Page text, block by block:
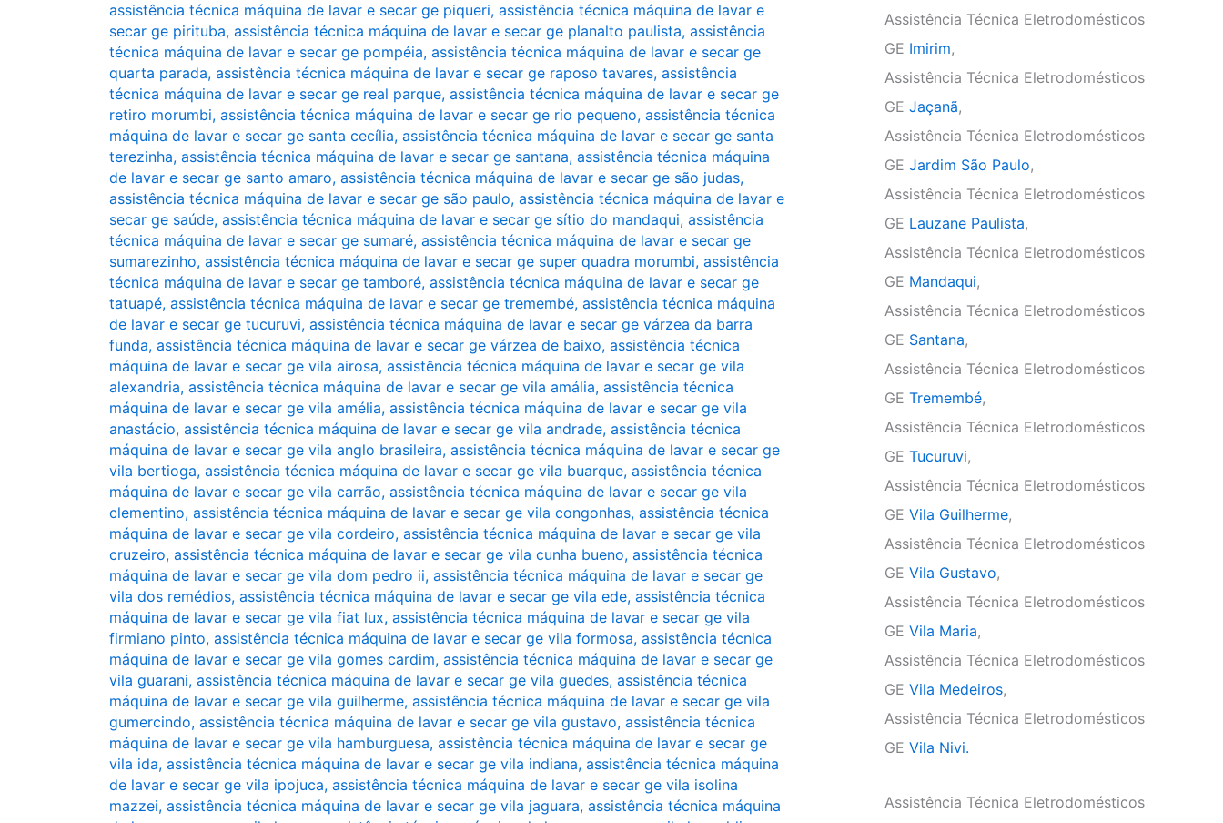
assistência técnica máquina de lavar e secar ge piqueri, assistência técnica máquina de lavar e
secar ge pirituba, assistência técnica máquina de lavar e secar ge planalto paulista, assistência
técnica máquina de lavar e secar ge pompéia, assistência técnica máquina de lavar e secar ge
quarta parada, assistência técnica máquina de lavar e secar ge raposo tavares, assistência
técnica máquina de lavar e secar ge real parque, assistência técnica máquina de lavar e secar ge
retiro morumbi, assistência técnica máquina de lavar e secar ge rio pequeno, assistência técnica
máquina de lavar e secar ge santa cecília, assistência técnica máquina de lavar e secar ge santa
terezinha, assistência técnica máquina de lavar e secar ge santana, assistência técnica máquina
de lavar e secar ge santo amaro, assistência técnica máquina de lavar e secar ge são judas,
assistência técnica máquina de lavar e secar ge são paulo, assistência técnica máquina de lavar e
secar ge saúde, assistência técnica máquina de lavar e secar ge sítio do mandaqui, assistência
técnica máquina de lavar e secar ge sumaré, assistência técnica máquina de lavar e secar ge
sumarezinho, assistência técnica máquina de lavar e secar ge super quadra morumbi, assistência
técnica máquina de lavar e secar ge tamboré, assistência técnica máquina de lavar e secar ge
tatuapé, assistência técnica máquina de lavar e secar ge tremembé, assistência técnica máquina
de lavar e secar ge tucuruvi, assistência técnica máquina de lavar e secar ge várzea da barra
funda, assistência técnica máquina de lavar e secar ge várzea de baixo, assistência técnica
máquina de lavar e secar ge vila airosa, assistência técnica máquina de lavar e secar ge vila
alexandria, assistência técnica máquina de lavar e secar ge vila amália, assistência técnica
máquina de lavar e secar ge vila amélia, assistência técnica máquina de lavar e secar ge vila
anastácio, assistência técnica máquina de lavar e secar ge vila andrade, assistência técnica
máquina de lavar e secar ge vila anglo brasileira, assistência técnica máquina de lavar e secar ge
vila bertioga, assistência técnica máquina de lavar e secar ge vila buarque, assistência técnica
máquina de lavar e secar ge vila carrão, assistência técnica máquina de lavar e secar ge vila
clementino, assistência técnica máquina de lavar e secar ge vila congonhas, assistência técnica
máquina de lavar e secar ge vila cordeiro, assistência técnica máquina de lavar e secar ge vila
cruzeiro, assistência técnica máquina de lavar e secar ge vila cunha bueno, assistência técnica
máquina de lavar e secar ge vila dom pedro ii, assistência técnica máquina de lavar e secar ge
vila dos remédios, assistência técnica máquina de lavar e secar ge vila ede, assistência técnica
máquina de lavar e secar ge vila fiat lux, assistência técnica máquina de lavar e secar ge vila
firmiano pinto, assistência técnica máquina de lavar e secar ge vila formosa, assistência técnica
máquina de lavar e secar ge vila gomes cardim, assistência técnica máquina de lavar e secar ge
vila guarani, assistência técnica máquina de lavar e secar ge vila guedes, assistência técnica
máquina de lavar e secar ge vila guilherme, assistência técnica máquina de lavar e secar ge vila
gumercindo, assistência técnica máquina de lavar e secar ge vila gustavo, assistência técnica
máquina de lavar e secar ge vila hamburguesa, assistência técnica máquina de lavar e secar ge
vila ida, assistência técnica máquina de lavar e secar ge vila indiana, assistência técnica máquina
de lavar e secar ge vila ipojuca, assistência técnica máquina de lavar e secar ge vila isolina
mazzei, assistência técnica máquina de lavar e secar ge vila jaguara, assistência técnica máquina
Assistência Técnica Eletrodomésticos
GE Imirim,
Assistência Técnica Eletrodomésticos
GE Jaçanã,
Assistência Técnica Eletrodomésticos
GE Jardim São Paulo,
Assistência Técnica Eletrodomésticos
GE Lauzane Paulista,
Assistência Técnica Eletrodomésticos
GE Mandaqui,
Assistência Técnica Eletrodomésticos
GE Santana,
Assistência Técnica Eletrodomésticos
GE Tremembé,
Assistência Técnica Eletrodomésticos
GE Tucuruvi,
Assistência Técnica Eletrodomésticos
GE Vila Guilherme,
Assistência Técnica Eletrodomésticos
GE Vila Gustavo,
Assistência Técnica Eletrodomésticos
GE Vila Maria,
Assistência Técnica Eletrodomésticos
GE Vila Medeiros,
Assistência Técnica Eletrodomésticos
GE Vila Nivi.
Assistência Técnica Eletrodomésticos